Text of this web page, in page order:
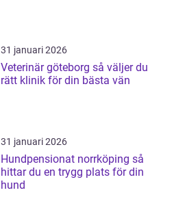
31 januari 2026
Veterinär göteborg så väljer du
rätt klinik för din bästa vän
31 januari 2026
Hundpensionat norrköping så
hittar du en trygg plats för din
hund